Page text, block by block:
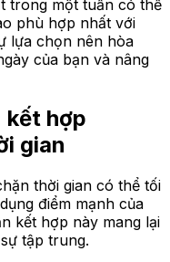
trong một tuần có thể
phù hợp nhất với
lựa chọn nên hòa
của bạn và nâng
kết hợp
gian
thời gian có thể tối
điểm mạnh của
kết hợp này mang lại
tập trung.